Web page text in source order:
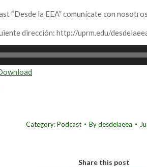
“Desde la EEA” comunícate con
dirección: http://uprm.edu/
Category:Podcast Bydesdelaeea
Share this post